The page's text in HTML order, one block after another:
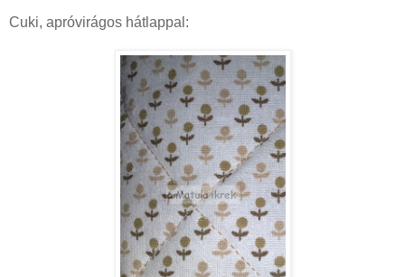
Cuki, apróvirágos hátlappal: